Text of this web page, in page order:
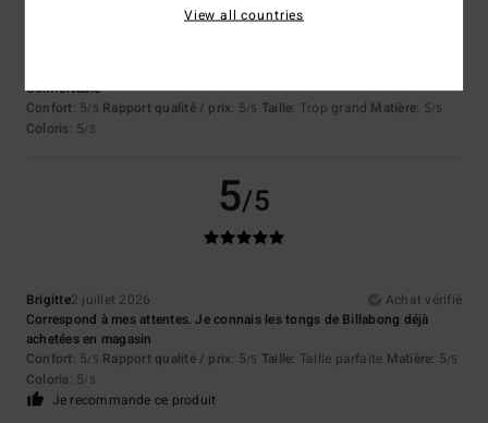
Comfortable
Confort: 5/5 Rapport qualité / prix: 5/5 Taille: Trop grand Matière: 5/5
Coloris: 5/5
5/5
Brigitte2 juillet 2026
Achat vérifié
Correspond à mes attentes. Je connais les tongs de Billabong déjà
achetées en magasin
Confort: 5/5 Rapport qualité / prix: 5/5 Taille: Taille parfaite Matière: 5/5
Coloris: 5/5
Je recommande ce produit
View all countries